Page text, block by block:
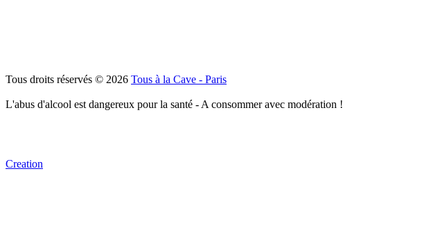
Tous droits réservés © 2026 Tous à la Cave - Paris
L'abus d'alcool est dangereux pour la santé - A consommer avec modération !
Creation